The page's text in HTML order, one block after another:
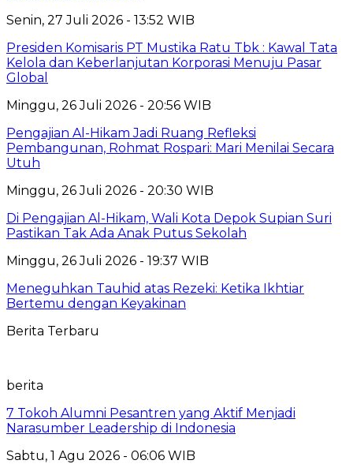
Senin, 27 Juli 2026 - 13:52 WIB
Presiden Komisaris PT Mustika Ratu Tbk : Kawal Tata
Kelola dan Keberlanjutan Korporasi Menuju Pasar
Global
Minggu, 26 Juli 2026 - 20:56 WIB
Pengajian Al-Hikam Jadi Ruang Refleksi
Pembangunan, Rohmat Rospari: Mari Menilai Secara
Utuh
Minggu, 26 Juli 2026 - 20:30 WIB
Di Pengajian Al-Hikam, Wali Kota Depok Supian Suri
Pastikan Tak Ada Anak Putus Sekolah
Minggu, 26 Juli 2026 - 19:37 WIB
Meneguhkan Tauhid atas Rezeki: Ketika Ikhtiar
Bertemu dengan Keyakinan
Berita Terbaru
berita
7 Tokoh Alumni Pesantren yang Aktif Menjadi
Narasumber Leadership di Indonesia
Sabtu, 1 Agu 2026 - 06:06 WIB